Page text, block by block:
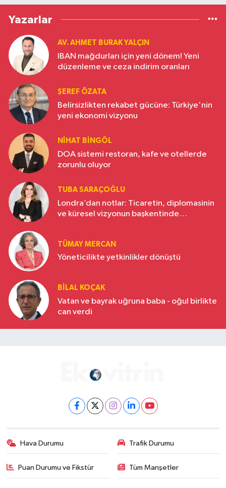
Yazarlar
AV. AHMET BURAK YALÇIN
IBAN mağdurları için yeni dönem! Yeni
düzenleme ve ceza indirim oranları
ŞEREF ÖZATA
Belirsizlikten rekabet gücüne: Türkiye'nin
yeni ekonomi vizyonu
NIHAT BINGÖL
DOA sistemi restoran, kafe ve otellerde
zorunlu oluyor
TUBA SARAÇOĞLU
Londra’dan notlar: Ticaretin, diplomasinin
ve küresel vizyonun başkentinde
TÜMAY MERCAN
Yöneticilikte yetkinlikler dönüştü
BILAL KOÇAK
Vatan ve bayrak uğruna baba - oğul birlikte
can verdi
Hava Durumu Trafik Durumu
Puan Durumu ve Fikstür Tüm Manşetler